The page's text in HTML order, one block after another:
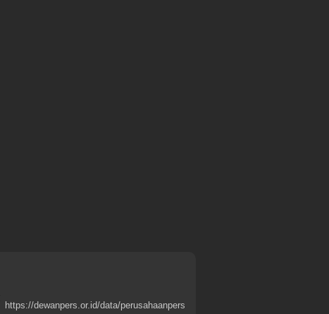
https://dewanpers.or.id/data/perusahaanpers